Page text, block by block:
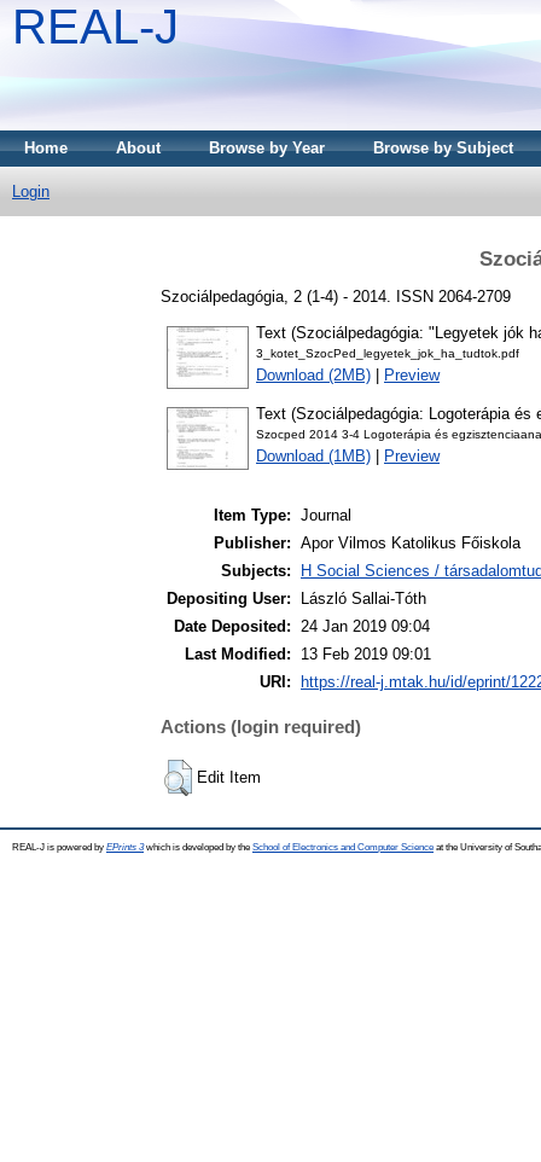
REAL-J
Home About Browse by Year Browse by Subject
Login
Szociálpedagógia, 2 (1-4) - 2014. ISSN 2064-2709
Text (Szociálpedagógia: "Legyetek jók
3_kotet_SzocPed_legyetek_jok_ha_tudtok.pdf
Download (2MB) Preview
Text (Szociálpedagógia: Logoterápia és
Szocped 2014 3-4 Logoterápia és
Download (1MB) Preview
Item Type: Journal
Publisher: Apor Vilmos Katolikus Főiskola
Subjects:
H Social Sciences /
Depositing User:
László Sallai-Tóth
Date Deposited: 24 Jan 2019 09:04
Last Modified:
13 Feb 2019 09:01
URI:
https://real-j.mtak.hu/id/eprint/
Actions (login required)
Edit Item
REAL-J is powered by EPrints 3which is developed by the School of Electronics and Computer Science at the University of